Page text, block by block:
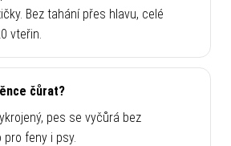
Bez tahání přes hlavu, celé
vteřin.
čůrat?
pes se vyčůrá bez
pro feny i psy.